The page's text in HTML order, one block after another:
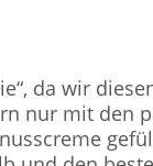
da wir
nur mit den